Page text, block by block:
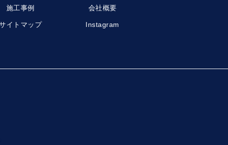
施工事例 会社概要
イトマップ Instagram